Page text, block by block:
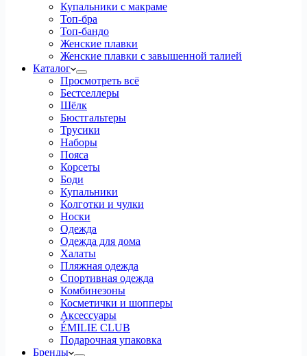
Купальники с макраме
Топ-бра
Топ-бандо
Женские плавки
Женские плавки с завышенной талией
Каталог
Просмотреть всё
Бестселлеры
Шёлк
Бюстгальтеры
Трусики
Наборы
Пояса
Корсеты
Боди
Купальники
Колготки и чулки
Носки
Одежда
Одежда для дома
Халаты
Пляжная одежда
Спортивная одежда
Комбинезоны
Косметички и шопперы
Аксессуары
ÉMILIE CLUB
Подарочная упаковка
Бренды